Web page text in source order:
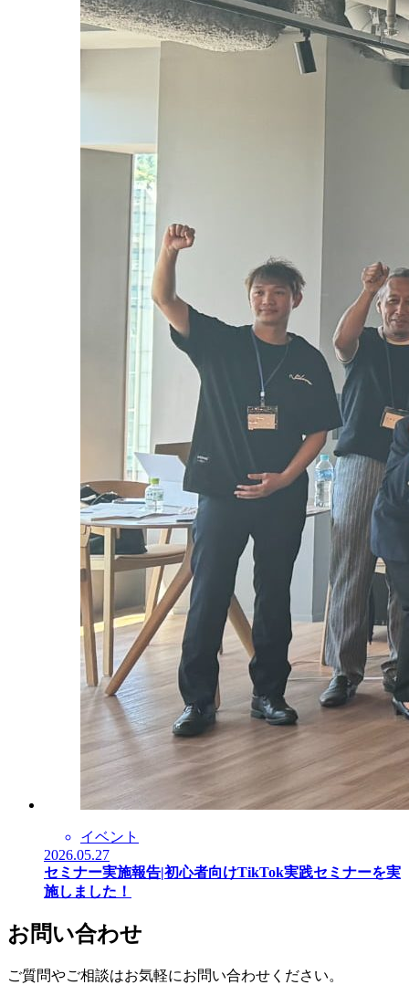
イベント
2026.05.27
セミナー実施報告|初心者向けTikTok実践セミナーを実
施しました！
お問い合わせ
ご質問やご相談はお気軽にお問い合わせください。